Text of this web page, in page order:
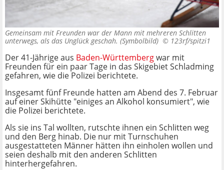
Gemeinsam mit Freunden war der Mann mit mehreren Schlitten
unterwegs, als das Unglück geschah. (Symbolbild) © 123rf/spitzi1
Der 41-Jährige aus Baden-Württembergwar mit
Freunden für ein paar Tage in das Skigebiet Schladming
gefahren, wie die Polizei berichtete.
Insgesamt fünf Freunde hatten am Abend des 7. Februar
auf einer Skihütte "einiges an Alkohol konsumiert", wie
die Polizei berichtete.
Als sie ins Tal wollten, rutschte ihnen ein Schlitten weg
und den Berg hinab. Die nur mit Turnschuhen
ausgestatteten Männer hätten ihn einholen wollen und
seien deshalb mit den anderen Schlitten
hinterhergefahren.